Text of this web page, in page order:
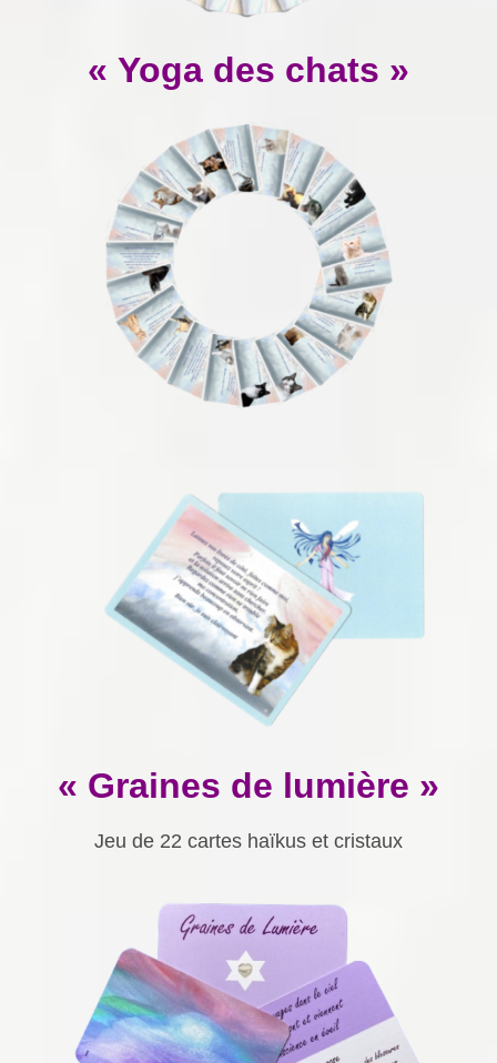
« Yoga des chats »
« Graines de lumière »
Jeu de 22 cartes haïkus et cristaux